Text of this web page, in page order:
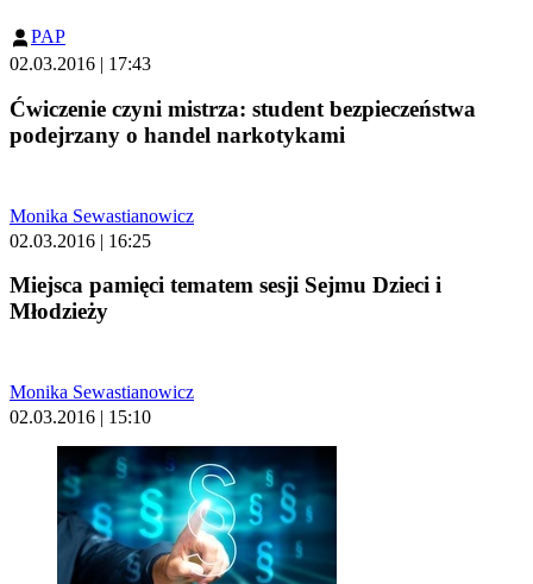
PAP
02.03.2016 | 17:43
Ćwiczenie czyni mistrza: student bezpieczeństwa
podejrzany o handel narkotykami
Monika Sewastianowicz
02.03.2016 | 16:25
Miejsca pamięci tematem sesji Sejmu Dzieci i
Młodzieży
Monika Sewastianowicz
02.03.2016 | 15:10